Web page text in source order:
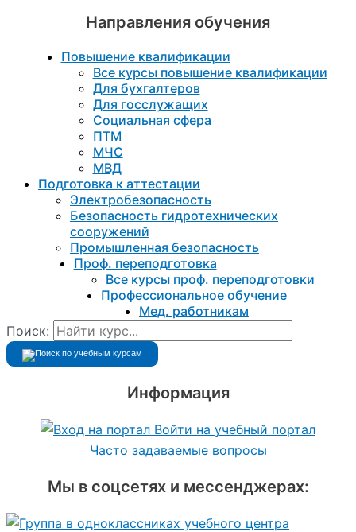
Направления обучения
Повышение квалификации
Все курсы повышение квалификации
Для бухгалтеров
Для госслужащих
Социальная сфера
ПТМ
МЧС
МВД
Подготовка к aттестации
Электробезопасность
Безопасность гидротехнических
сооружений
Промышленная безопасность
Проф. переподготовка
Все курсы проф. переподготовки
Профессиональное обучение
Мед. работникам
Поиск:
Информация
Войти на учебный портал
Часто задаваемые вопросы
Мы в соцсетях и мессенджерах: